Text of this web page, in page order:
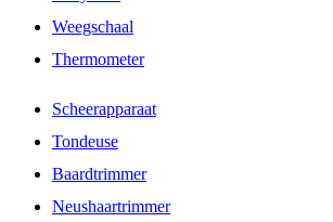
Weegschaal
Thermometer
Scheerapparaat
Tondeuse
Baardtrimmer
Neushaartrimmer